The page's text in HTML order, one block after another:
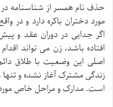
حذف نام همسر از شناسنامه
مورد دختران باکره دارد و در
اگر جدایی در دوران عقد و پیش
افتاده باشد، زن می تواند
اصلی این وضعیت با طلاق
زندگی مشترک آغاز نشده و
است. مدارک و مراحل خاص مورد